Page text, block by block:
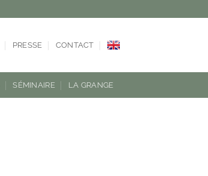
PRESSE CONTACT
SÉMINAIRE LA GRANGE